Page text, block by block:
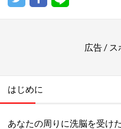
広告 / ス
はじめに
あなたの周りに洗脳を受け